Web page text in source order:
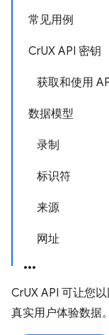
常见用例
CrUX API 密钥
获取和使用
数据模型
录制
标识符
来源
网址
CrUX API 可让您
真实用户体验数据。